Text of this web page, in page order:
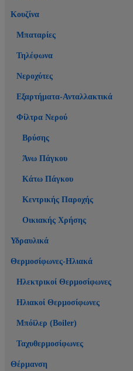
Κουζίνα
Μπαταρίες
Τηλέφωνα
Νεροχύτες
Εξαρτήματα-Ανταλλακτικά
Φίλτρα Νερού
Βρύσης
Άνω Πάγκου
Κάτω Πάγκου
Κεντρικής Παροχής
Οικιακής Χρήσης
Υδραυλικά
Θερμοσίφωνες-Ηλιακά
Ηλεκτρικοί Θερμοσίφωνες
Ηλιακοί Θερμοσίφωνες
Μπόϊλερ (Boiler)
Ταχυθερμοσίφωνες
Θέρμανση